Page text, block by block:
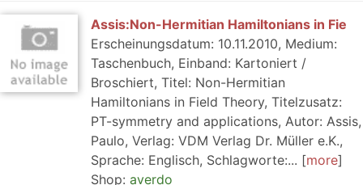
Assis:Non-Hermitian Hamiltonians in Fie
Erscheinungsdatum: 10.11.2010, Medium:
Taschenbuch, Einband: Kartoniert /
Broschiert, Titel: Non-Hermitian
Hamiltonians in Field Theory, Titelzusatz:
PT-symmetry and applications, Autor: Assis,
Paulo, Verlag: VDM Verlag Dr. Müller e.K.,
Sprache: Englisch, Schlagworte:...
more
Shop: averdo